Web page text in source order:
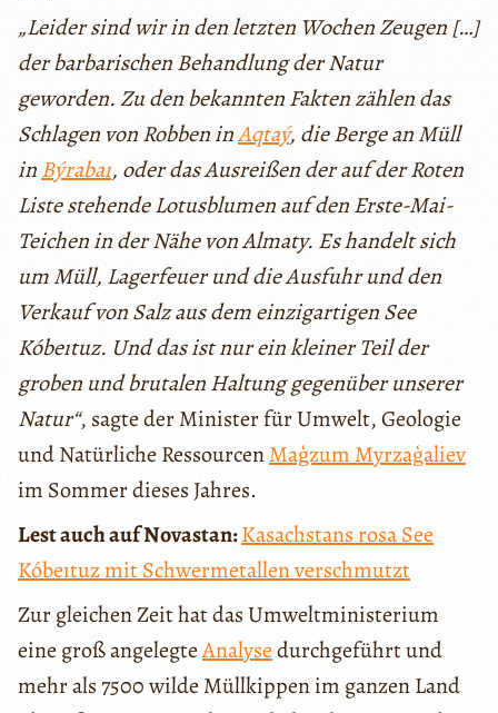
„Leider sind wir in den letzten Wochen Zeugen […]
der barbarischen Behandlung der Natur
geworden. Zu den bekannten Fakten zählen das
Schlagen von Robben inAqtaý, die Berge an Müll
inBýrabaı, oder das Ausreißen der auf der Roten
Liste stehende Lotusblumen auf den Erste-Mai-
Teichen in der Nähe von Almaty. Es handelt sich
um Müll, Lagerfeuer und die Ausfuhr und den
Verkauf von Salz aus dem einzigartigen See
Kóbeıtuz. Und das ist nur ein kleiner Teil der
groben und brutalen Haltung gegenüber unserer
Natur“, sagte der Minister für Umwelt, Geologie
und Natürliche RessourcenMaģzum Myrzaģaliev
im Sommer dieses Jahres.
Lest auch auf Novastan:Kasachstans rosa See
Kóbeıtuz mit Schwermetallen verschmutzt
Zur gleichen Zeit hat das Umweltministerium
eine groß angelegteAnalysedurchgeführt und
mehr als 7500 wilde Müllkippen im ganzen Land